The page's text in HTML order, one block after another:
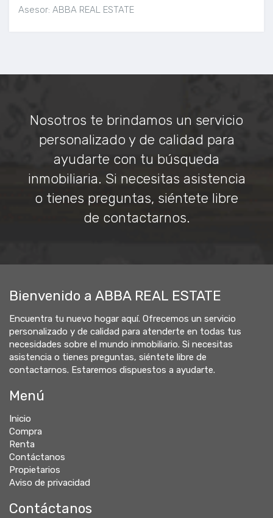
Asesor: ABBA REAL ESTATE
Nosotros te brindamos un servicio
personalizado y de calidad para
ayudarte con tu búsqueda
inmobiliaria. Si necesitas asistencia
o tienes preguntas, siéntete libre
de contactarnos.
Bienvenido a ABBA REAL ESTATE
Encuentra tu nuevo hogar aquí. Ofrecemos un servicio
personalizado y de calidad para atenderte en todas tus
necesidades sobre el mundo inmobiliario. Si necesitas
asistencia o tienes preguntas, siéntete libre de
contactarnos. Estaremos dispuestos a ayudarte.
Menú
Inicio
Compra
Renta
Contáctanos
Propietarios
Aviso de privacidad
Contáctanos